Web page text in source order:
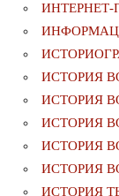
ИСТОРИЯ
ИСТОРИЯ
ИСТОРИЯ
ИСТОРИЯ
ИСТОРИЯ
ИСТОРИЯ